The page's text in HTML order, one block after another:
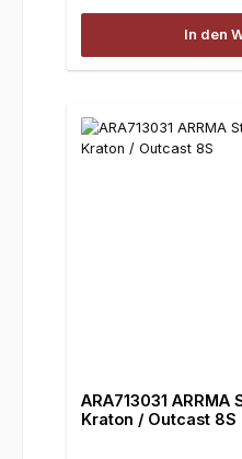
In den
ARA713031
Kraton / Outcast 8S